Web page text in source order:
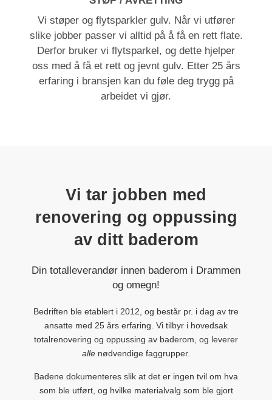
Vi støper og flytsparkler gulv. Når vi utfører
slike jobber passer vi alltid på å få en rett flate.
Derfor bruker vi flytsparkel, og dette hjelper
oss med å få et rett og jevnt gulv. Etter 25 års
erfaring i bransjen kan du føle deg trygg på
arbeidet vi gjør.
Vi tar jobben med
renovering og oppussing
av ditt baderom
Din totalleverandør innen baderom i Drammen
og omegn!
Bedriften ble etablert i 2012, og består pr. i dag av tre
ansatte med 25 års erfaring. Vi tilbyr i hovedsak
totalrenovering og oppussing av baderom, og leverer
alle nødvendige faggrupper.
Badene dokumenteres slik at det er ingen tvil om hva
som ble utført, og hvilke materialvalg som ble gjort